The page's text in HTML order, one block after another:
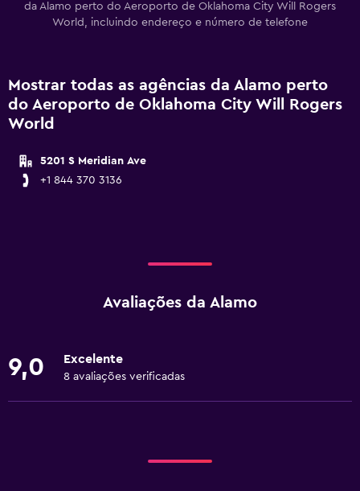
da Alamo perto do Aeroporto de Oklahoma City Will Rogers
World, incluindo endereço e número de telefone
Mostrar todas as agências da Alamo perto
do Aeroporto de Oklahoma City Will Rogers
World
5201 S Meridian Ave
+1 844 370 3136
Avaliações da Alamo
9,0 Excelente
8 avaliações verificadas